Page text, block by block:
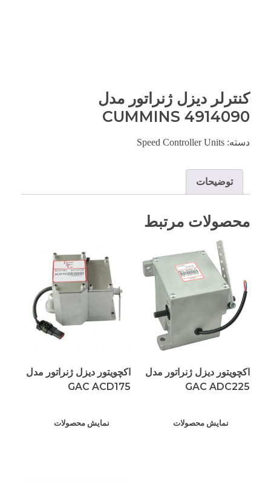
کنترلر دیزل ژنراتور مدل
CUMMINS 4914090
دسته: Speed Controller Units
توضیحات
محصولات مرتبط
اکچویتور دیزل ژنراتور مدل
GAC ADC225
نمایش محصولات
اکچویتور دیزل ژنراتور مدل
GAC ACD175
نمایش محصولات